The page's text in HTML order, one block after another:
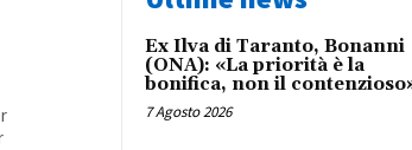
Ex Ilva di Taranto, Bonanni
(ONA): «La priorità è la
bonifica, non il
7 Agosto 2026